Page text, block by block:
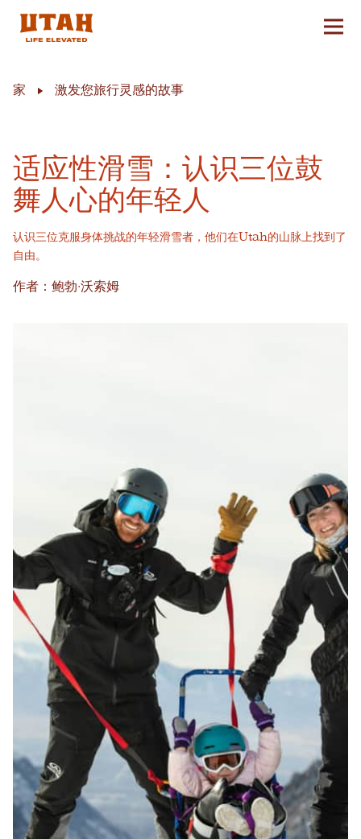
切换
家 激发您旅行灵感的故事
适应性滑雪：认识三位鼓
舞人心的年轻人
认识三位克服身体挑战的年轻滑雪者，他们在Utah的山脉上找到了
自由。
作者：鲍勃·沃索姆